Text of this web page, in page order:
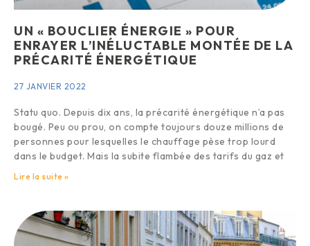
UN « BOUCLIER ÉNERGIE » POUR
ENRAYER L’INÉLUCTABLE MONTÉE DE LA
PRÉCARITÉ ÉNERGÉTIQUE
27 JANVIER 2022
Statu quo. Depuis dix ans, la précarité énergétique n’a pas
bougé. Peu ou prou, on compte toujours douze millions de
personnes pour lesquelles le chauffage pèse trop lourd
dans le budget. Mais la subite flambée des tarifs du gaz et
Lire la suite »